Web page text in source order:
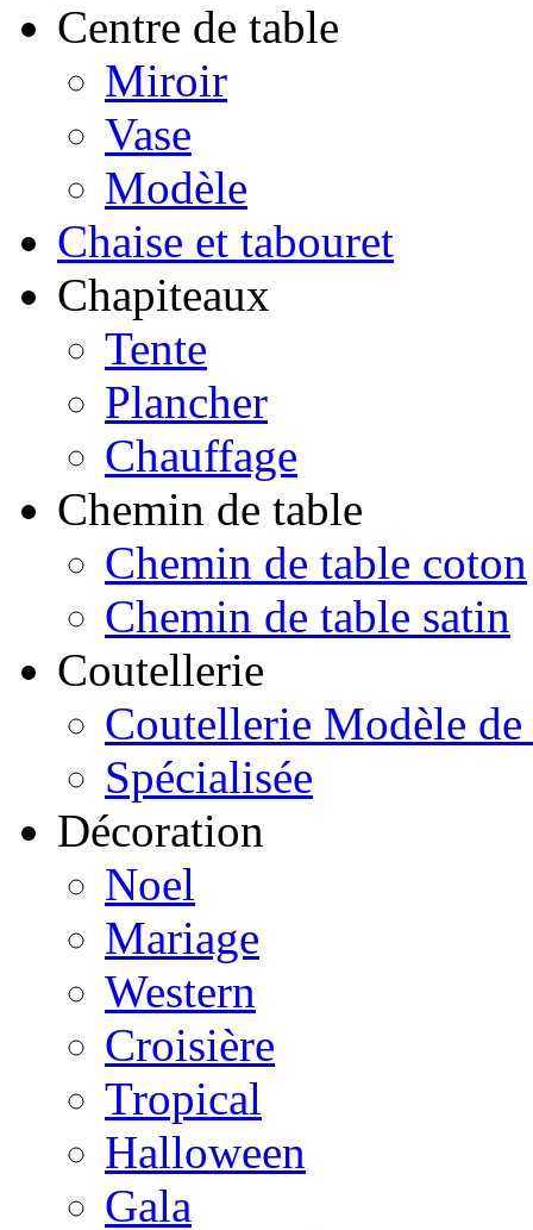
Centre de table
Miroir
Vase
Modèle
Chaise et tabouret
Chapiteaux
Tente
Plancher
Chauffage
Chemin de table
Chemin de table coton
Chemin de table satin
Coutellerie
Coutellerie Modèle de
Spécialisée
Décoration
Noel
Mariage
Western
Croisière
Tropical
Halloween
Gala